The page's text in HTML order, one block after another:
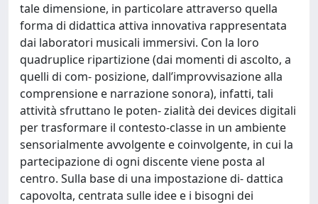
tale dimensione, in particolare attraverso quella
forma di didattica attiva innovativa rappresentata
dai laboratori musicali immersivi. Con la loro
quadruplice ripartizione (dai momenti di ascolto, a
quelli di com- posizione, dall’improvvisazione alla
comprensione e narrazione sonora), infatti, tali
attività sfruttano le poten- zialità dei devices digitali
per trasformare il contesto-classe in un ambiente
sensorialmente avvolgente e coinvolgente, in cui la
partecipazione di ogni discente viene posta al
centro. Sulla base di una impostazione di- dattica
capovolta, centrata sulle idee e i bisogni dei